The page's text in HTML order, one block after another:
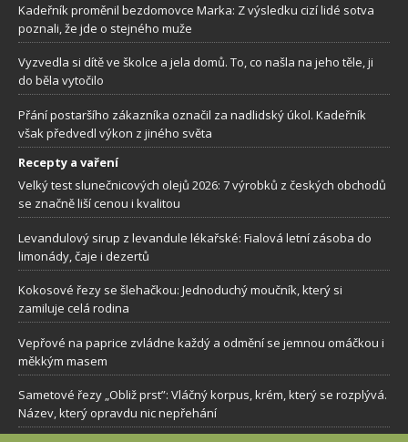
Kadeřník proměnil bezdomovce Marka: Z výsledku cizí lidé sotva
poznali, že jde o stejného muže
Vyzvedla si dítě ve školce a jela domů. To, co našla na jeho těle, ji
do běla vytočilo
Přání postaršího zákazníka označil za nadlidský úkol. Kadeřník
však předvedl výkon z jiného světa
Recepty a vaření
Velký test slunečnicových olejů 2026: 7 výrobků z českých obchodů
se značně liší cenou i kvalitou
Levandulový sirup z levandule lékařské: Fialová letní zásoba do
limonády, čaje i dezertů
Kokosové řezy se šlehačkou: Jednoduchý moučník, který si
zamiluje celá rodina
Vepřové na paprice zvládne každý a odmění se jemnou omáčkou i
měkkým masem
Sametové řezy „Obliž prst”: Vláčný korpus, krém, který se rozplývá.
Název, který opravdu nic nepřehání